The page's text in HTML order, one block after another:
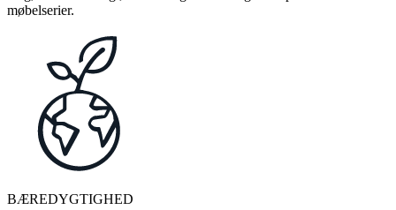
møbelserier.
BÆREDYGTIGHED